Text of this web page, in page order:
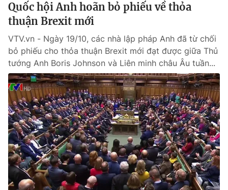
® Cấm sao chép dưới mọi hình thức nếu không có sự chấp
thuận bằng văn bản. Ghi rõ nguồn VTV.vn khi phát hành lại
thông tin từ website này.
Quốc hội Anh hoãn bỏ phiếu về thỏa
thuận Brexit mới
VTV.vn - Ngày 19/10, các nhà lập pháp Anh đã từ chối
bỏ phiếu cho thỏa thuận Brexit mới đạt được giữa Thủ
tướng Anh Boris Johnson và Liên minh châu Âu tuần...